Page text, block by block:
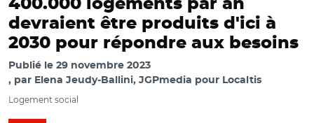
400.000 logements par an
devraient être produits d'ici à
2030 pour répondre aux besoins
Publié le 29 novembre 2023
par Elena Jeudy-Ballini, JGPmedia pour Localtis
Logement social